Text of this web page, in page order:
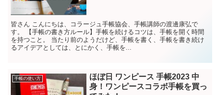
皆さん こんにちは、コラージュ手帳協会、手帳講師の渡邊康弘で
す。 【手帳の書き方ルール】手帳を続けるコツは、手帳を開く時間
を持つこと。 当たり前のようだけど、手帳を書く、手帳を書き続け
るアイデアとしては、とにかく、手帳を...
手帳の使い方
ほぼ日 ワンピース 手帳2023 中
身！ワンピースコラボ手帳を買っ